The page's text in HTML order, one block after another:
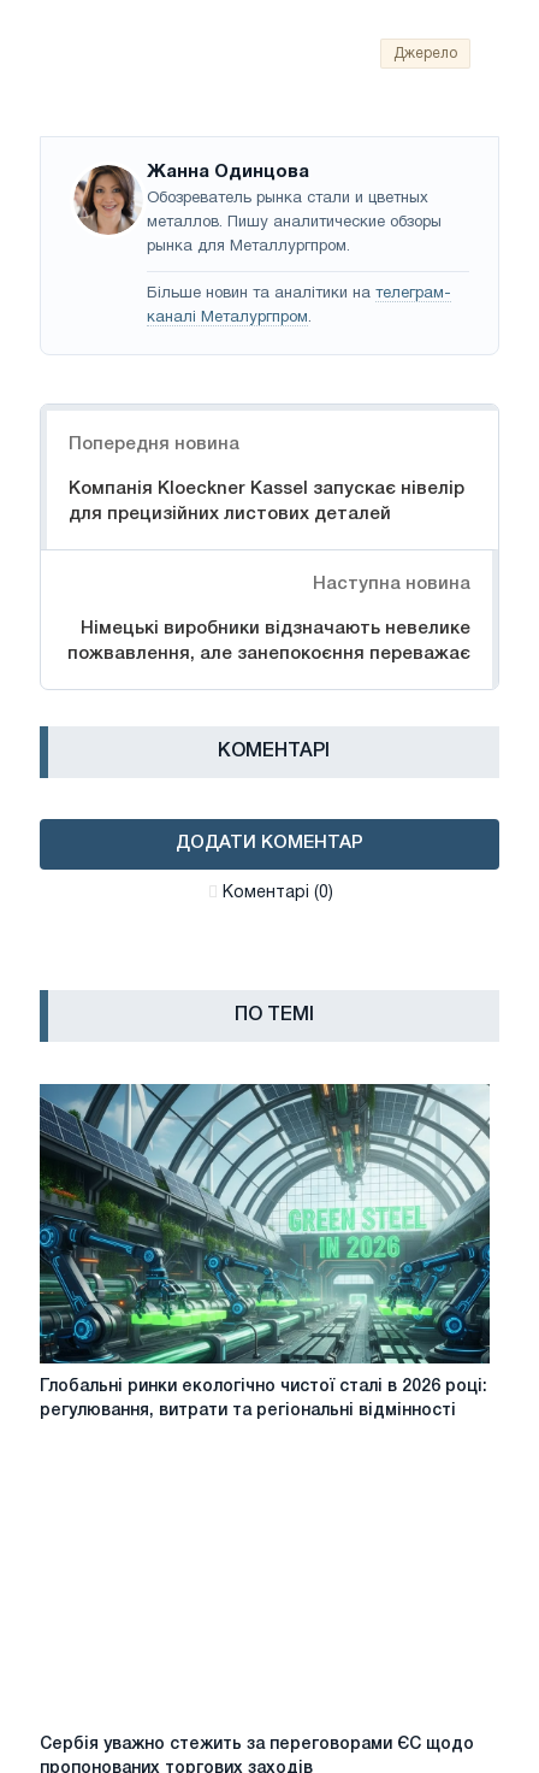
Джерело
Жанна Одинцова
Обозреватель рынка стали и цветных
металлов. Пишу аналитические обзоры
рынка для Металлургпром.
Більше новин та аналітики на телеграм-
каналі Металургпром.
Попередня новина
Компанія Kloeckner Kassel запускає нівелір
для прецизійних листових деталей
Наступна новина
Німецькі виробники відзначають невелике
пожвавлення, але занепокоєння переважає
КОМЕНТАРІ
ДОДАТИ КОМЕНТАР
Коментарі (0)
ПО ТЕМІ
Глобальні
Глобальні ринки екологічно чистої сталі в 2026 році:
регулювання, витрати та регіональні відмінності
Сербія
уважно
Сербія уважно стежить за переговорами ЄС щодо
пропонованих торгових заходів